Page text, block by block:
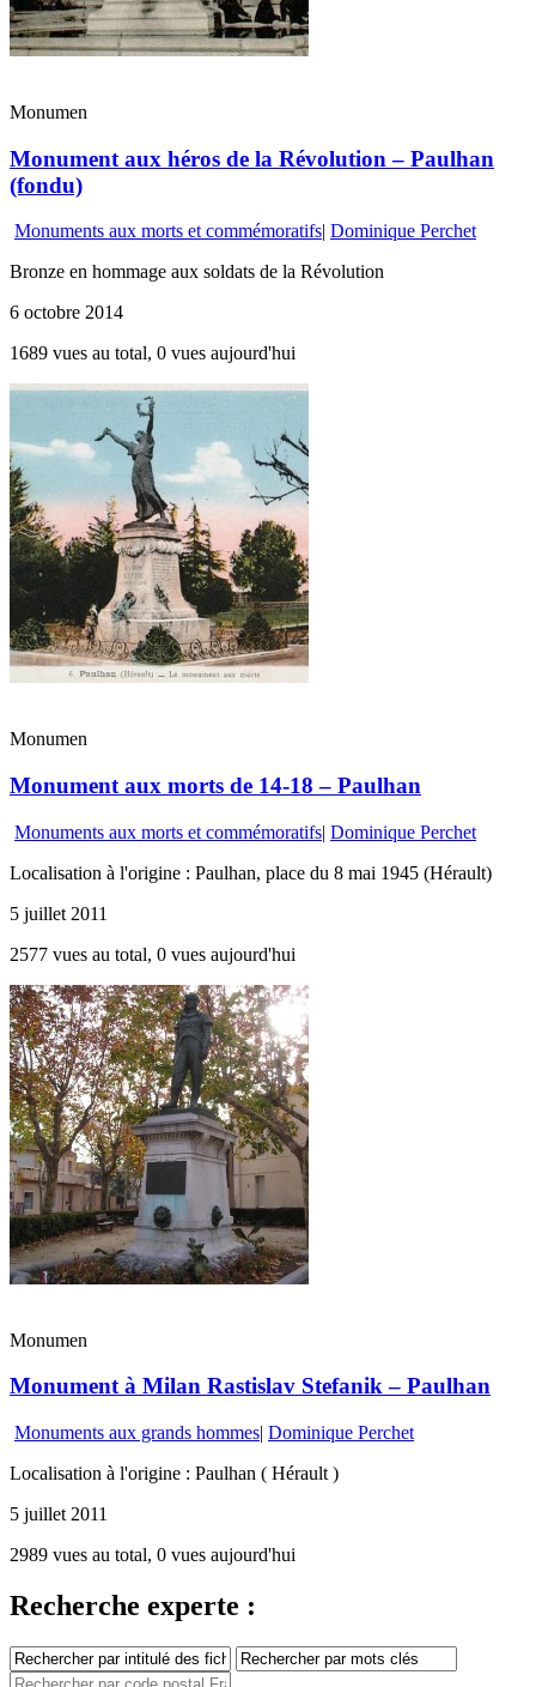
Monumen
Monument aux héros de la Révolution – Paulhan
(fondu)
Monuments aux morts et commémoratifs| Dominique Perchet
Bronze en hommage aux soldats de la Révolution
6 octobre 2014
1689 vues au total, 0 vues aujourd'hui
Monumen
Monument aux morts de 14-18 – Paulhan
Monuments aux morts et commémoratifs| Dominique Perchet
Localisation à l'origine : Paulhan, place du 8 mai 1945 (Hérault)
5 juillet 2011
2577 vues au total, 0 vues aujourd'hui
Monumen
Monument à Milan Rastislav Stefanik – Paulhan
Monuments aux grands hommes| Dominique Perchet
Localisation à l'origine : Paulhan ( Hérault )
5 juillet 2011
2989 vues au total, 0 vues aujourd'hui
Recherche experte :